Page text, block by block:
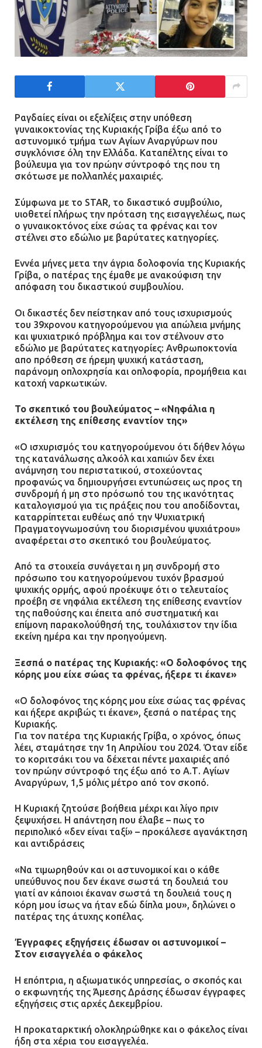
«Φρένο» στα ηλεκτρικά πατίνια:
Τέλος η οδήγησή τους από
ανήλικους
21.07.2026 | 13:35
Τροχαίο στην Πειραιώς: ΙΧ
συγκρούστηκε με φορτηγό – Ένας
τραυματίας και κυκλοφοριακό χάος
21.07.2026 | 13:12
Βριλήσσια: Αυτοκίνητο έσπασε
τζαμαρία και μπήκε μέσα σε μαγαζί
Η Οινόη αποκτά μια νέα, σύγχρονη
13.07.2026 | 21:21
Τηλεφωνικές απάτες με λεία
130.000 ευρώ στην Αττική
13.07.2026 | 20:44
τους σοβαρά εγκαυματίες της
μεγάλης έκρηξης στο εργοστάσιο
Άργος: Στη φυλακή οι δύο
αστυνομικοί για τους
πυροβολισμούς κατά του 20χρονου
με αναπηρία
11.07.2026 | 22:59
Ένα πουλί «υπεύθυνο» για την
πρωινή διακοπή ρεύματος στη
Μάνδρα
09.07.2026 | 11:12
Φωτιά σε επιχείρηση στον
09.07.2026 | 09:19
Δίωξη για απόπειρα
αστυνομικούς
08.07.2026 | 22:30
Α.Τ. Ομονοίας: Ο Εισαγγελέας
πρότεινε την αθώωση των
αστυνομικών
08.07.2026 | 16:24
Ο δήμαρχος Μάνδρας δώρισε όλους
τους μισθούς του 2025 στο Θριάσιο
για μηχάνημα καρδιολογικών
επεμβάσεων
Ραγδαίες είναι οι εξελίξεις στην υπόθεση
γυναικοκτονίας της Κυριακής Γρίβα έξω από το
αστυνομικό τμήμα των Αγίων Αναργύρων που
συγκλόνισε όλη την Ελλάδα. Καταπέλτης είναι το
βούλευμα για τον πρώην σύντροφό της που τη
σκότωσε με πολλαπλές μαχαιριές.
Σύμφωνα με το STAR, το δικαστικό συμβούλιο,
υιοθετεί πλήρως την πρόταση της εισαγγελέως, πως
ο γυναικοκτόνος είχε σώας τα φρένας και τον
στέλνει στο εδώλιο με βαρύτατες κατηγορίες.
Εννέα μήνες μετα την άγρια δολοφονία της Κυριακής
Γρίβα, ο πατέρας της έμαθε με ανακούφιση την
απόφαση του δικαστικού συμβουλίου.
Οι δικαστές δεν πείστηκαν από τους ισχυρισμούς
του 39χρονου κατηγορούμενου για απώλεια μνήμης
και ψυχιατρικό πρόβλημα και τον στέλνουν στο
εδώλιο με βαρύτατες κατηγορίες: Ανθρωποκτονία
απο πρόθεση σε ήρεμη ψυχική κατάσταση,
παράνομη οπλοχρησία και οπλοφορία, προμήθεια και
κατοχή ναρκωτικών.
Το σκεπτικό του βουλεύματος – «Νηφάλια η
εκτέλεση της επίθεσης εναντίον της»
«Ο ισχυρισμός του κατηγορούμενου ότι δήθεν λόγω
της κατανάλωσης αλκοόλ και χαπιών δεν έχει
ανάμνηση του περιστατικού, στοχεύοντας
προφανώς να δημιουργήσει εντυπώσεις ως προς τη
συνδρομή ή μη στο πρόσωπό του της ικανότητας
καταλογισμού για τις πράξεις που του αποδίδονται,
καταρρίπτεται ευθέως από την Ψυχιατρική
Πραγματογνωμοσύνη του διορισμένου ψυχιάτρου»
αναφέρεται στο σκεπτικό του βουλεύματος.
Από τα στοιχεία συνάγεται η μη συνδρομή στο
πρόσωπο του κατηγορούμενου τυχόν βρασμού
ψυχικής ορμής, αφού προέκυψε ότι ο τελευταίος
προέβη σε νηφάλια εκτέλεση της επίθεσης εναντίον
της παθούσης και έπειτα από συστηματική και
επίμονη παρακολούθησή της, τουλάχιστον την ίδια
εκείνη ημέρα και την προηγούμενη.
Ξεσπά ο πατέρας της Κυριακής: «Ο δολοφόνος της
κόρης μου είχε σώας τα φρένας, ήξερε τι έκανε»
«Ο δολοφόνος της κόρης μου είχε σώας τας φρένας
και ήξερε ακριβώς τι έκανε», ξεσπά ο πατέρας της
Κυριακής.
Για τον πατέρα της Κυριακής Γρίβα, ο χρόνος, όπως
λέει, σταμάτησε την 1η Απριλίου του 2024. Όταν είδε
το κοριτσάκι του να δέχεται πέντε μαχαιριές από
τον πρώην σύντροφό της έξω από το Α.Τ. Αγίων
Αναργύρων, 1,5 μόλις μέτρο από τον σκοπό.
Η Κυριακή ζητούσε βοήθεια μέχρι και λίγο πριν
ξεψυχήσει. Η απάντηση που έλαβε – πως το
περιπολικό «δεν είναι ταξί» – προκάλεσε αγανάκτηση
και αντιδράσεις
«Να τιμωρηθούν και οι αστυνομικοί και ο κάθε
υπεύθυνος που δεν έκανε σωστά τη δουλειά του
γιατί αν κάποιοι έκαναν σωστά τη δουλειά τους η
κόρη μου ίσως να ήταν εδώ δίπλα μου», δηλώνει ο
πατέρας της άτυχης κοπέλας.
Έγγραφες εξηγήσεις έδωσαν οι αστυνομικοί –
Στον εισαγγελέα ο φάκελος
H επόπτρια, η αξιωματικός υπηρεσίας, ο σκοπός και
ο εκφωνητής της Άμεσης Δράσης έδωσαν έγγραφες
εξηγήσεις στις αρχές Δεκεμβρίου.
Η προκαταρκτική ολοκληρώθηκε και ο φάκελος είναι
ήδη στα χέρια του εισαγγελέα.